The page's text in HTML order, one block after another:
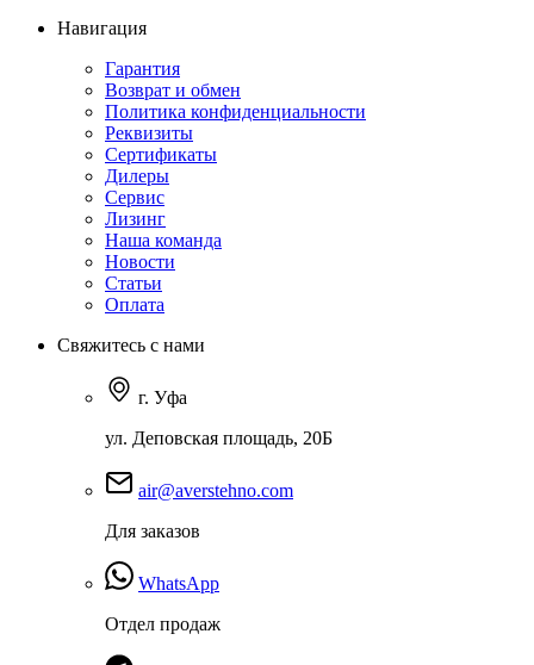
Навигация
Гарантия
Возврат и обмен
Политика конфиденциальности
Реквизиты
Сертификаты
Дилеры
Сервис
Лизинг
Наша команда
Новости
Статьи
Оплата
Свяжитесь с нами
г. Уфа
ул. Деповская площадь, 20Б
air@averstehno.com
Для заказов
WhatsApp
Отдел продаж